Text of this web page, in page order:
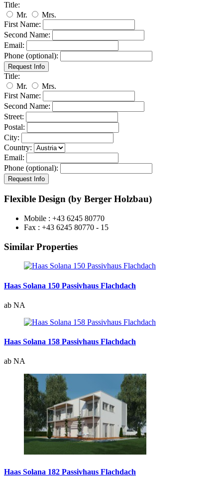
Title:
Mr.
Mrs.
First Name:
Second Name:
Email:
Phone (optional):
Title:
Mr.
Mrs.
First Name:
Second Name:
Street:
Postal:
City:
Country:
Email:
Phone (optional):
Flexible Design (by Berger Holzbau)
Mobile : +43 6245 80770
Fax : +43 6245 80770 - 15
Similar Properties
Haas Solana 150 Passivhaus Flachdach
ab NA
Haas Solana 158 Passivhaus Flachdach
ab NA
Haas Solana 182 Passivhaus Flachdach